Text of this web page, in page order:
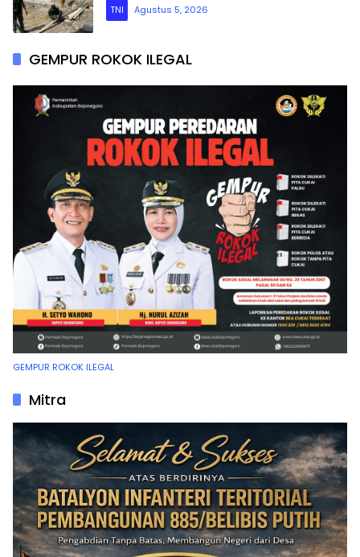
TNI Agustus 5, 2026
GEMPUR ROKOK ILEGAL
GEMPUR ROKOK ILEGAL
Mitra